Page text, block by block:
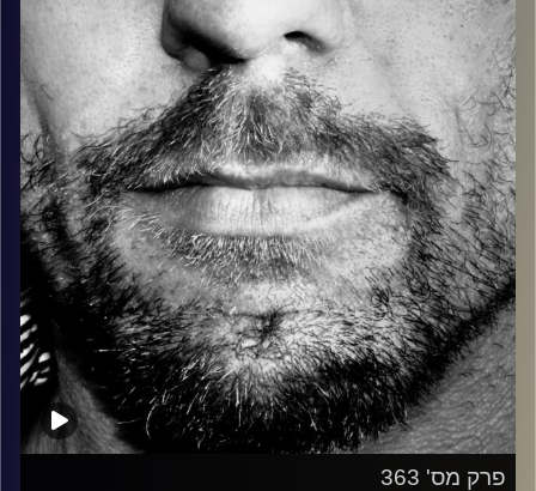
עם שמוליק רגב.
קרדיט תמונות: David Goehring
פרק מס' 363